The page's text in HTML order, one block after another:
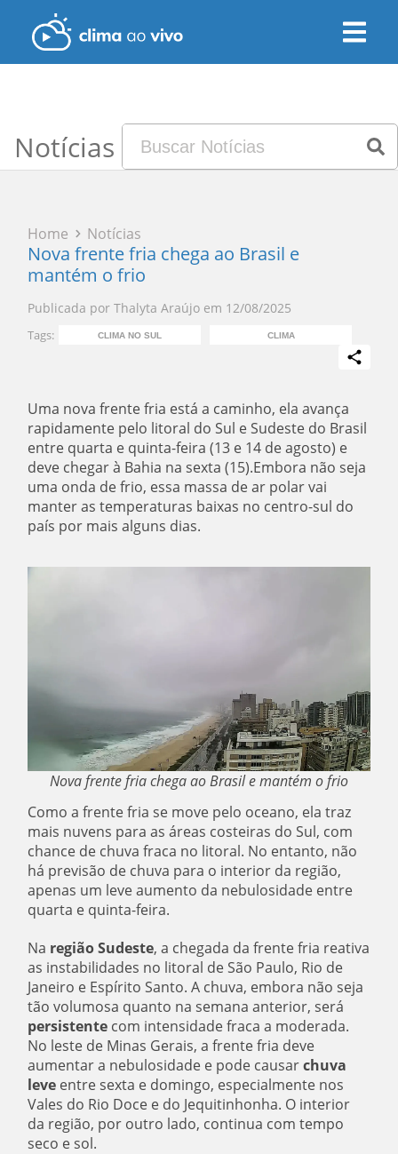
Notícias
Home Notícias
Nova frente fria chega ao Brasil e
mantém o frio
Publicada por Thalyta Araújo em 12/08/2025
Tags: CLIMA NO SUL CLIMA
Uma nova frente fria está a caminho, ela avança
rapidamente pelo litoral do Sul e Sudeste do Brasil
entre quarta e quinta-feira (13 e 14 de agosto) e
deve chegar à Bahia na sexta (15).Embora não seja
uma onda de frio, essa massa de ar polar vai
manter as temperaturas baixas no centro-sul do
país por mais alguns dias.
Nova frente fria chega ao Brasil e mantém o frio
Como a frente fria se move pelo oceano, ela traz
mais nuvens para as áreas costeiras do Sul, com
chance de chuva fraca no litoral. No entanto, não
há previsão de chuva para o interior da região,
apenas um leve aumento da nebulosidade entre
quarta e quinta-feira.
Na região Sudeste, a chegada da frente fria reativa
as instabilidades no litoral de São Paulo, Rio de
Janeiro e Espírito Santo. A chuva, embora não seja
tão volumosa quanto na semana anterior, será
persistente com intensidade fraca a moderada.
No leste de Minas Gerais, a frente fria deve
aumentar a nebulosidade e pode causarchuva
leve entre sexta e domingo, especialmente nos
Vales do Rio Doce e do Jequitinhonha. O interior
da região, por outro lado, continua com tempo
seco e sol.